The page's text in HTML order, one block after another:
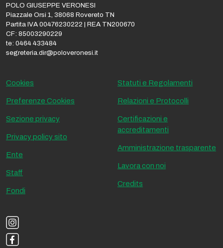
POLO GIUSEPPE VERONESI
Piazzale Orsi 1, 38068 Rovereto TN
Partita IVA 00476230222 | REA TN200670
CF: 85003290229
te: 0464 433484
segreteria.dir@poloveronesi.it
Cookies
Preferenze Cookies
Sezione privacy
Privacy policy sito
Ente
Staff
Fondi
Statuti e Regolamenti
Relazioni e Protocolli
Certificazioni e
accreditamenti
Amministrazione trasparente
Lavora con noi
Credits